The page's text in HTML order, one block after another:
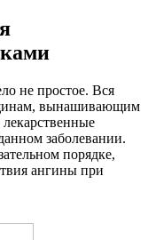
не простое. Вся
вынашивающим
лекарственные
заболевании.
порядке,
ангины при